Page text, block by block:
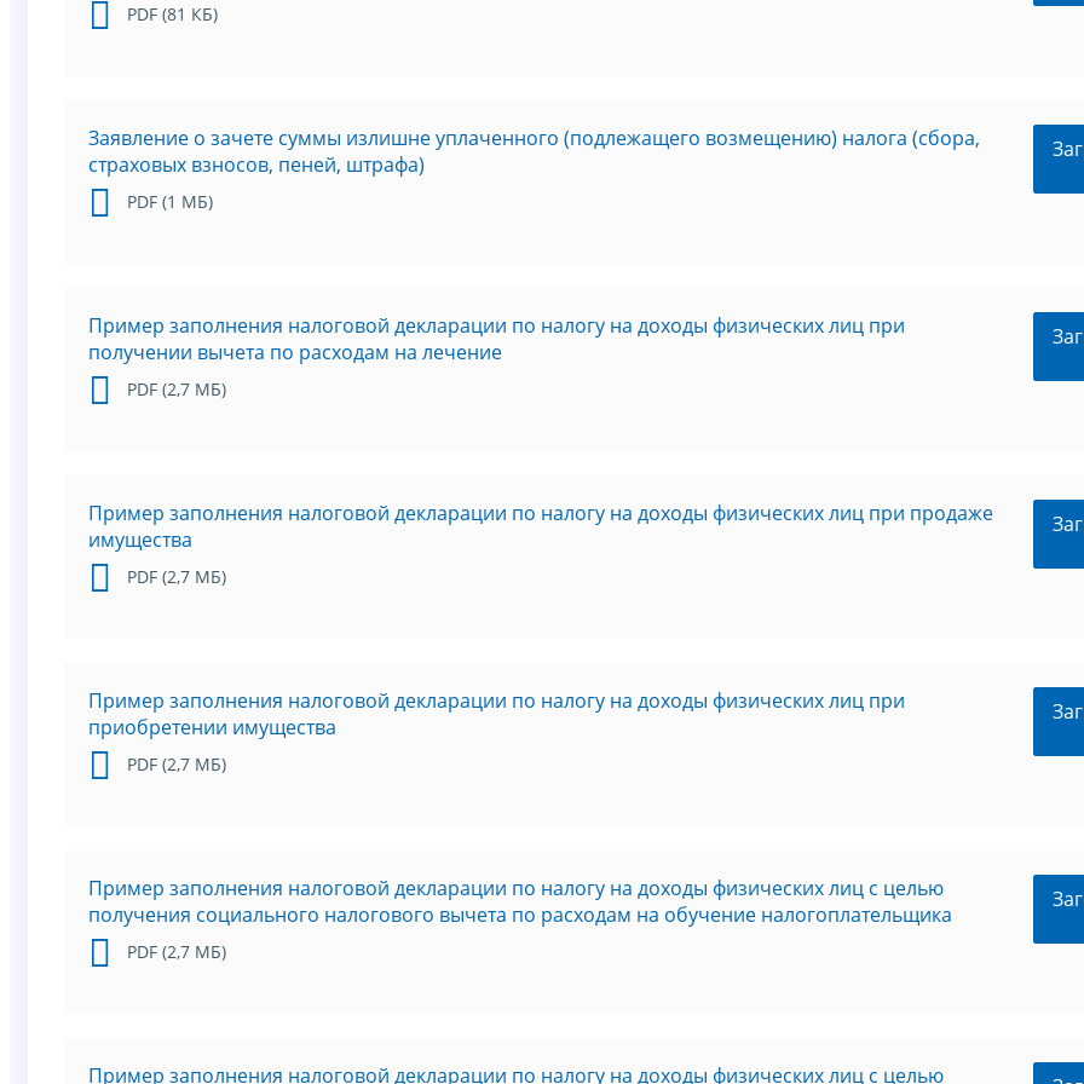
PDF (81 КБ)
Заявление о зачете суммы излишне уплаченного (подлежащего возмещению) налога (сбора,
страховых взносов, пеней, штрафа)
PDF (1 МБ)
Пример заполнения налоговой декларации по налогу на доходы физических лиц при
получении вычета по расходам на лечение
PDF (2,7 МБ)
Пример заполнения налоговой декларации по налогу на доходы физических лиц при продаже
имущества
PDF (2,7 МБ)
Пример заполнения налоговой декларации по налогу на доходы физических лиц при
приобретении имущества
PDF (2,7 МБ)
Пример заполнения налоговой декларации по налогу на доходы физических лиц с целью
получения социального налогового вычета по расходам на обучение налогоплательщика
PDF (2,7 МБ)
Пример заполнения налоговой декларации по налогу на доходы физических лиц с целью